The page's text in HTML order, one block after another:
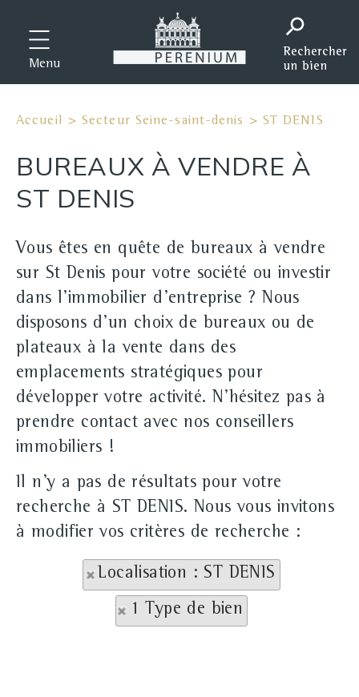
Menu
Accueil >Secteur Seine-saint-denis > ST DENIS
BUREAUX À VENDRE À
ST DENIS
Vous êtes en quête de bureaux à vendre
sur St Denis pour votre société ou investir
dans l'immobilier d'entreprise ? Nous
disposons d'un choix de bureaux ou de
plateaux à la vente dans des
emplacements stratégiques pour
développer votre activité. N'hésitez pas à
prendre contact avec nos conseillers
immobiliers !
Il n'y a pas de résultats pour votre
recherche à ST DENIS. Nous vous invitons
à modifier vos critères de recherche :
Localisation : ST DENIS
1 Type de bien